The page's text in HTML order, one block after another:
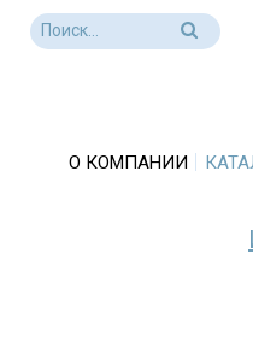
О КОМПАНИИ